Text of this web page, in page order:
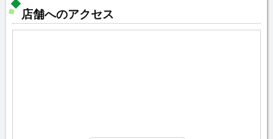
店舗へのアクセス